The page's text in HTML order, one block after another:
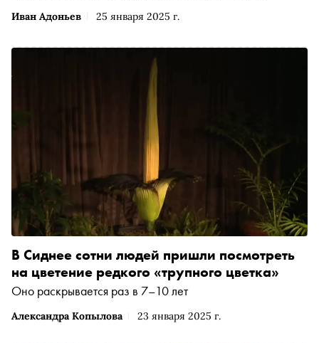
Иван Адоньев 25 января 2025 г.
Александра Копылова 23 января 2025 г.
В Сиднее сотни людей пришли посмотреть
на цветение редкого «трупного цветка»
Оно раскрывается раз в 7–10 лет